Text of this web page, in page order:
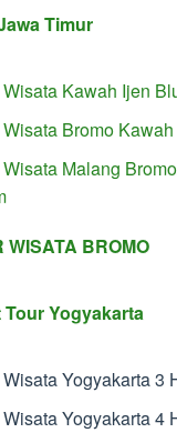
Timur
Kawah Ijen
Bromo
Malang
WISATA BROMO
Tour Yogyakarta
Yogyakarta 3
Yogyakarta 4